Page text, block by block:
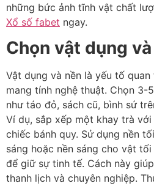
những bức ảnh tĩnh vật chất
Xổ số fabet ngay.
Chọn vật dụng
Vật dụng và nền là yếu tố
mang tính nghệ thuật. Chọn 3-
như táo đỏ, sách cũ, bình sứ
Ví dụ, sắp xếp một khay trà
chiếc bánh quy. Sử dụng nền
sáng hoặc nền sáng cho vật
để giữ sự tinh tế. Cách này
thanh lịch và chuyên nghiệp.